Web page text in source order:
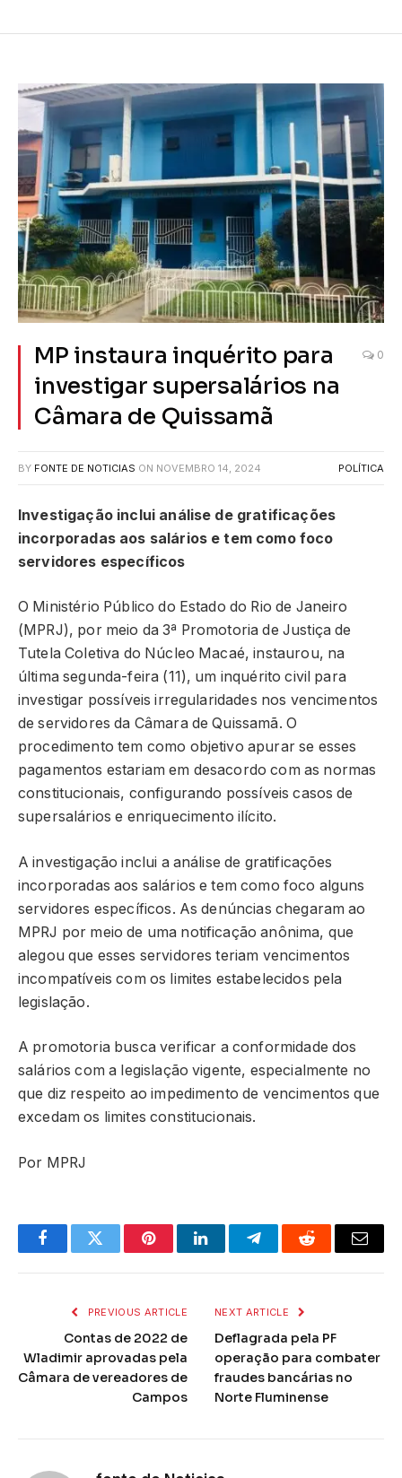
MP instaura inquérito para
investigar supersalários na
Câmara de Quissamã
0
BY FONTE DE NOTICIAS ON NOVEMBRO 14, 2024 POLÍTICA
Investigação inclui análise de gratificações
incorporadas aos salários e tem como foco
servidores específicos
O Ministério Público do Estado do Rio de Janeiro
(MPRJ), por meio da 3ª Promotoria de Justiça de
Tutela Coletiva do Núcleo Macaé, instaurou, na
última segunda-feira (11), um inquérito civil para
investigar possíveis irregularidades nos vencimentos
de servidores da Câmara de Quissamã. O
procedimento tem como objetivo apurar se esses
pagamentos estariam em desacordo com as normas
constitucionais, configurando possíveis casos de
supersalários e enriquecimento ilícito.
A investigação inclui a análise de gratificações
incorporadas aos salários e tem como foco alguns
servidores específicos. As denúncias chegaram ao
MPRJ por meio de uma notificação anônima, que
alegou que esses servidores teriam vencimentos
incompatíveis com os limites estabelecidos pela
legislação.
A promotoria busca verificar a conformidade dos
salários com a legislação vigente, especialmente no
que diz respeito ao impedimento de vencimentos que
excedam os limites constitucionais.
Por MPRJ
FacebookTwitter PinterestLinkedInTelegramReddit Email
PREVIOUS ARTICLE
Contas de 2022 de
Wladimir aprovadas pela
Câmara de vereadores de
Campos
NEXT ARTICLE
Deflagrada pela PF
operação para combater
fraudes bancárias no
Norte Fluminense